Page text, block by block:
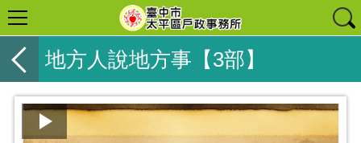
地方人說地方事【3部】